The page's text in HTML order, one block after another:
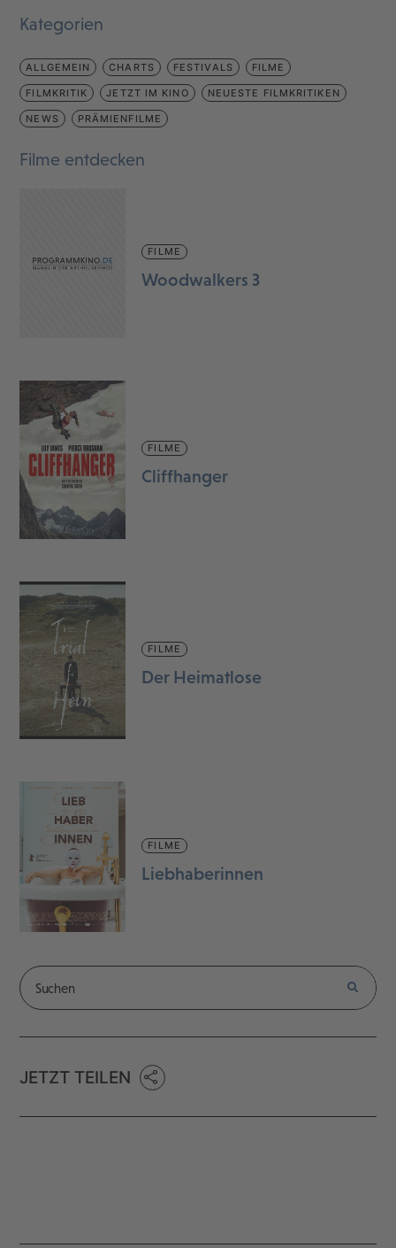
Kategorien
ALLGEMEIN CHARTS FESTIVALS FILME
FILMKRITIK JETZT IM KINO NEUESTE FILMKRITIKEN
NEWS PRÄMIENFILME
Filme entdecken
FILME
Woodwalkers 3
FILME
Cliffhanger
FILME
Der Heimatlose
FILME
Liebhaberinnen
JETZT TEILEN